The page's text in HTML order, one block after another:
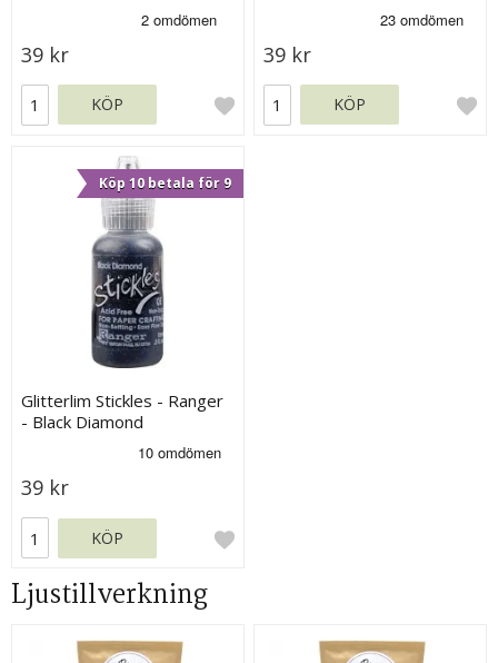
39 kr
KÖP
39 kr
KÖP
Köp 10 betala för 9
Glitterlim Stickles - Ranger
- Black Diamond
39 kr
KÖP
Ljustillverkning